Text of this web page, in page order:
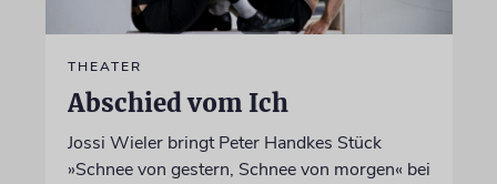
THEATER
Abschied vom Ich
Jossi Wieler bringt Peter Handkes Stück
»Schnee von gestern, Schnee von morgen« bei